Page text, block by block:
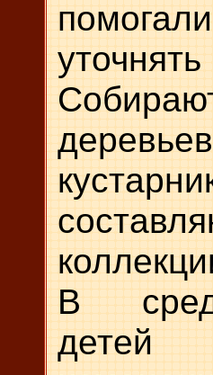
В
детей